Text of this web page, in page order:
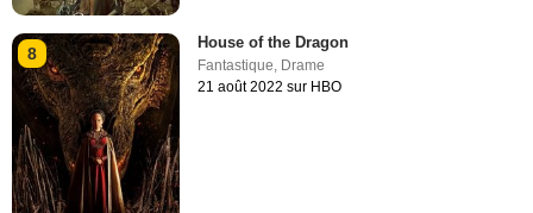
8
House of the Dragon
Fantastique Drame
21 août 2022 sur HBO